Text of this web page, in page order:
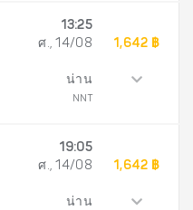
13:25
ศ., 14/08
น่าน
NNT
1,642 ฿
19:05
ศ., 14/08
น่าน
1,642 ฿